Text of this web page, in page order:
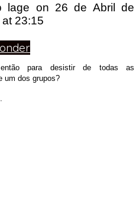
lage on 26 de Abril de
at 23:15
para desistir de todas as
um dos grupos?